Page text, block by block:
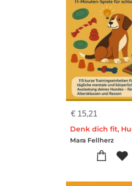
€ 15,21
Mara Fellherz